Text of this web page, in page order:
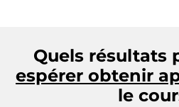
Quels résultats
espérer obtenir
le